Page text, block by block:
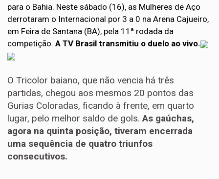
para o Bahia. Neste sábado (16), as Mulheres de Aço
derrotaram o Internacional por 3 a 0 na Arena Cajueiro,
em Feira de Santana (BA), pela 11ª rodada da
competição. A TV Brasil transmitiu o duelo ao vivo.
O Tricolor baiano, que não vencia há três
partidas, chegou aos mesmos 20 pontos das
Gurias Coloradas, ficando à frente, em quarto
lugar, pelo melhor saldo de gols.As gaúchas,
agora na quinta posição, tiveram encerrada
uma sequência de quatro triunfos
consecutivos.